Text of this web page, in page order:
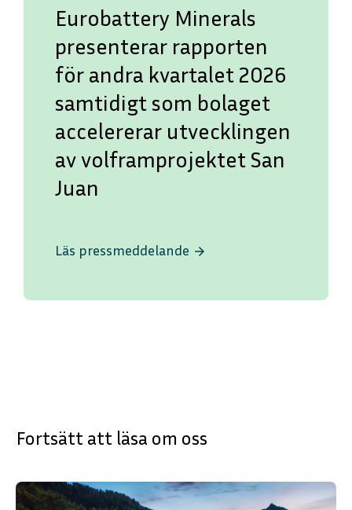
Eurobattery Minerals
presenterar rapporten
för andra kvartalet 2026
samtidigt som bolaget
accelererar utvecklingen
av volframprojektet San
Juan
Läs pressmeddelande arrow_forward
Fortsätt att läsa om oss